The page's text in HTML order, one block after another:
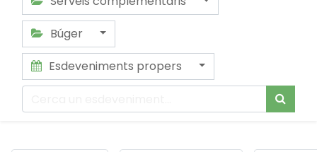
Búger
Esdeveniments propers